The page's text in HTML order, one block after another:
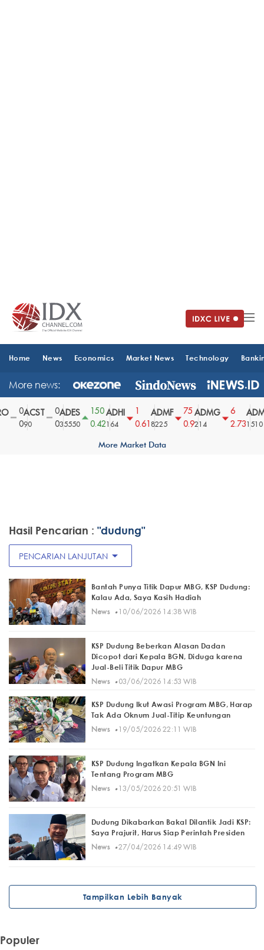
Home News Economics Market News Technology
More news:
0
ACST
0
ADES
35550
150
0.42
ADHI
164
1
0.61
ADMF
8225
75
0.9
ADMG
214
6
2.73
ADMR
1510
More Market Data
Hasil Pencarian : "dudung"
PENCARIAN LANJUTAN arrow_drop_down
Bantah Punya Titik Dapur MBG, KSP Dudung:
Kalau Ada, Saya Kasih Hadiah
News· 10/06/2026 14:38 WIB
KSP Dudung Beberkan Alasan Dadan
Dicopot dari Kepala BGN, Diduga karena
Jual-Beli Titik Dapur MBG
News· 03/06/2026 14:53 WIB
KSP Dudung Ikut Awasi Program MBG, Harap
Tak Ada Oknum Jual-Titip Keuntungan
News· 19/05/2026 22:11 WIB
KSP Dudung Ingatkan Kepala BGN Ini
Tentang Program MBG
News· 13/05/2026 20:51 WIB
Dudung Dikabarkan Bakal Dilantik Jadi KSP:
Saya Prajurit, Harus Siap Perintah Presiden
News· 27/04/2026 14:49 WIB
Tampilkan Lebih Banyak
Populer